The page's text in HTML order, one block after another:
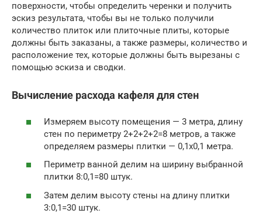
поверхности, чтобы определить черенки и получить
эскиз результата, чтобы вы не только получили
количество плиток или плиточные плиты, которые
должны быть заказаны, а также размеры, количество и
расположение тех, которые должны быть вырезаны с
помощью эскиза и сводки.
Вычисление расхода кафеля для стен
Измеряем высоту помещения — 3 метра, длину
стен по периметру 2+2+2+2=8 метров, а также
определяем размеры плитки — 0,1х0,1 метра.
Периметр ванной делим на ширину выбранной
плитки 8:0,1=80 штук.
Затем делим высоту стены на длину плитки
3:0,1=30 штук.